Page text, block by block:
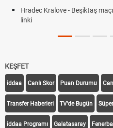
Hradec Kralove - Beşiktaş
linki
KEŞFET
iddaa Canlı Skor Puan Durumu
Transfer Haberleri TV'de Bugün
iddaa Programı Galatasaray